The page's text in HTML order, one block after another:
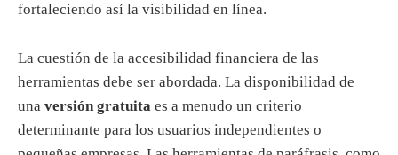
fortaleciendo así la visibilidad en línea.
La cuestión de la accesibilidad financiera de las
herramientas debe ser abordada. La disponibilidad de
una versión gratuita es a menudo un criterio
determinante para los usuarios independientes o